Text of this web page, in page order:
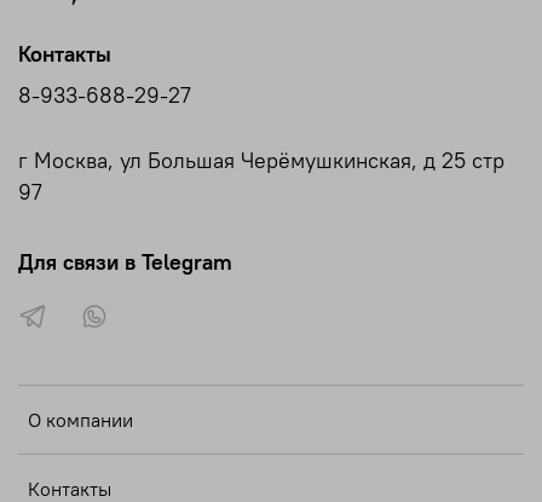
О компании
Контакты
Контакты
8-933-688-29-27
г Москва, ул Большая Черёмушкинская, д 25 стр
97
Для связи в Telegram